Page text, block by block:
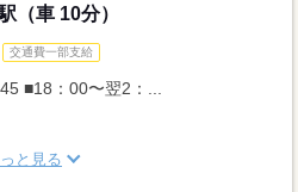
（車 10分）
交通費一部支給
■18：00〜翌2：...
と見る